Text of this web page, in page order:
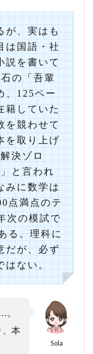
が、実はも
は国語・社
説を書いて
の「吾輩
、125ペー
籍していた
を競わせて
を取り上げ
決ゾロ
と言われ
みに数学は
点満点のテ
次の模試で
る。理科に
だが、必ず
はない。
Sola
。
本